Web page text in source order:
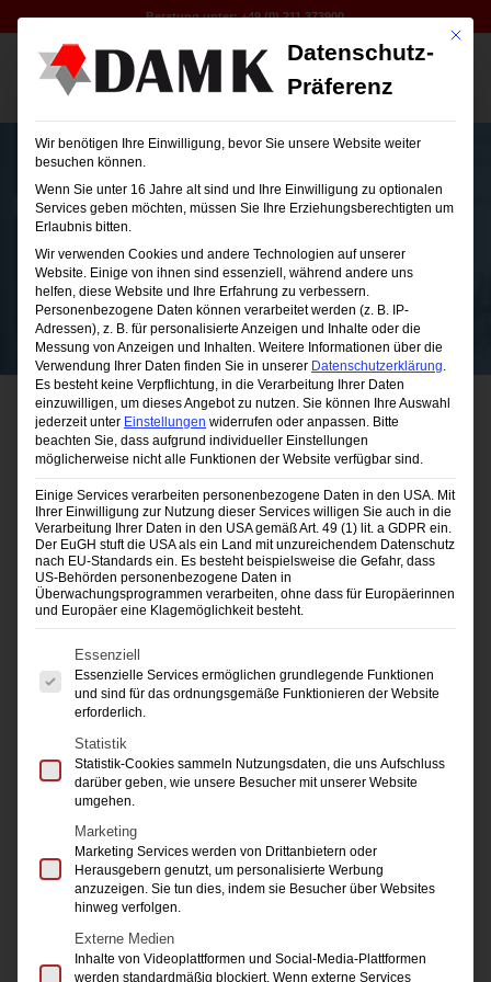
Beratung unter:+49 (0) 211 373900
DAMK-Seminare
Mehr Infos und Anmeldungzu allen
Seminaren:
roth@damk.deoder 0211-37 39 00
NEU: Marketing-Kompakt-Kurs für Einsteiger
und Abiturienten | mit Zertifikat
Eventmarketing
KI-Grundlagen Workshop
Influencer Marketing
Ausbilderschein | Prüfungs-Vorbereitungskurs
Email-Marketing
Mit
Datenschutz-
Präferenz
Wir benötigen Ihre Einwilligung, bevor Sie unsere Website weiter
besuchen können.
Wenn Sie unter 16 Jahre alt sind und Ihre Einwilligung zu optionalen
Services geben möchten, müssen Sie Ihre Erziehungsberechtigten um
Erlaubnis bitten.
Wir verwenden Cookies und andere Technologien auf unserer
Website. Einige von ihnen sind essenziell, während andere uns
helfen, diese Website und Ihre Erfahrung zu verbessern.
Personenbezogene Daten können verarbeitet werden (z. B. IP-
Adressen), z. B. für personalisierte Anzeigen und Inhalte oder die
Messung von Anzeigen und Inhalten. Weitere Informationen über die
Verwendung Ihrer Daten finden Sie in unserer Datenschutzerklärung.
Es besteht keine Verpflichtung, in die Verarbeitung Ihrer Daten
einzuwilligen, um dieses Angebot zu nutzen. Sie können Ihre Auswahl
jederzeit unter Einstellungen widerrufen oder anpassen. Bitte
beachten Sie, dass aufgrund individueller Einstellungen
möglicherweise nicht alle Funktionen der Website verfügbar sind.
Einige Services verarbeiten personenbezogene Daten in den USA. Mit
Ihrer Einwilligung zur Nutzung dieser Services willigen Sie auch in die
Verarbeitung Ihrer Daten in den USA gemäß Art. 49 (1) lit. a GDPR ein.
Der EuGH stuft die USA als ein Land mit unzureichendem Datenschutz
nach EU-Standards ein. Es besteht beispielsweise die Gefahr, dass
US-Behörden personenbezogene Daten in
Überwachungsprogrammen verarbeiten, ohne dass für Europäerinnen
und Europäer eine Klagemöglichkeit besteht.
Es folgt eine Liste der Service-Gruppen, für
Essenziell
Essenzielle Services ermöglichen grundlegende Funktionen
und sind für das ordnungsgemäße Funktionieren der Website
erforderlich.
Statistik
Statistik-Cookies sammeln Nutzungsdaten, die uns Aufschluss
darüber geben, wie unsere Besucher mit unserer Website
umgehen.
Marketing
Marketing Services werden von Drittanbietern oder
Herausgebern genutzt, um personalisierte Werbung
anzuzeigen. Sie tun dies, indem sie Besucher über Websites
hinweg verfolgen.
Externe Medien
Inhalte von Videoplattformen und Social-Media-Plattformen
werden standardmäßig blockiert. Wenn externe Services